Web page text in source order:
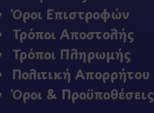
Όροι Επιστροφών
Τρόποι Αποστολής
Τρόποι Πληρωμής
Πολιτική Απορρήτου
Όροι & Προϋποθέσεις